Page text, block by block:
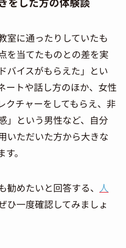
室に通ったりしていたも
を当てたものとの差を実
バイスがもらえた」とい
ートや話し方のほか、女性
クチャーをしてもらえ、非
」という男性など、自分
いただいた方から大きな
。
めたいと回答する、
人
ひ一度確認してみましょ